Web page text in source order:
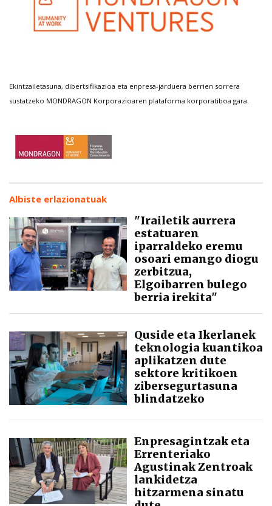
Ekintzailetasuna, dibertsifikazioa eta enpresa-jarduera berrien sorrera
sustatzeko MONDRAGON Korporazioaren plataforma korporatiboa gara.
Albiste erlazionatuak
"Irailetik aurrera
estatuaren
iparraldeko eremu
osoari emango diogu
zerbitzua,
Elgoibarren bulego
berria irekita"
Quside eta Ikerlanek
teknologia kuantikoa
aplikatzen dute
sektore kritikoen
zibersegurtasuna
blindatzeko
Enpresagintzak eta
Errenteriako
Agustinak Zentroak
lankidetza
hitzarmena sinatu